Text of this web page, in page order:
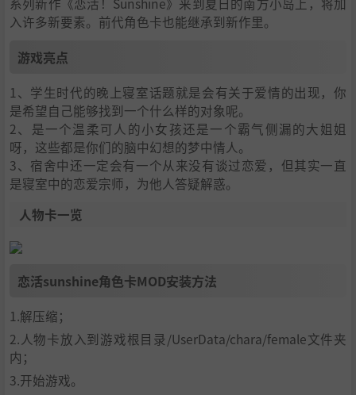
4.下载地址
入许多新要素。前代角色卡也能继承到新作里。
游戏亮点
1、学生时代的晚上寝室话题就是会有关于爱情的出现，你
是希望自己能够找到一个什么样的对象呢。
2、是一个温柔可人的小女孩还是一个霸气侧漏的大姐姐
呀，这些都是你们的脑中幻想的梦中情人。
3、宿舍中还一定会有一个从来没有谈过恋爱，但其实一直
是寝室中的恋爱宗师，为他人答疑解惑。
人物卡一览
恋活sunshine角色卡MOD安装方法
1.解压缩；
2.人物卡放入到游戏根目录/UserData/chara/female文件夹
内；
3.开始游戏。